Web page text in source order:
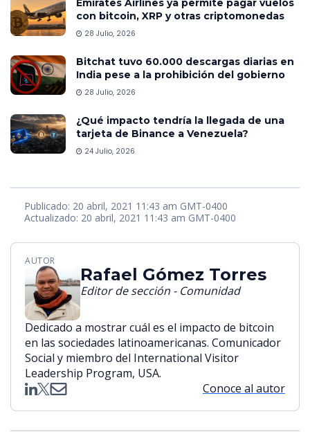
Emirates Airlines ya permite pagar vuelos
con bitcoin, XRP y otras criptomonedas
28 Julio, 2026
Bitchat tuvo 60.000 descargas diarias en
India pese a la prohibición del gobierno
28 Julio, 2026
¿Qué impacto tendría la llegada de una
tarjeta de Binance a Venezuela?
24 Julio, 2026
Publicado: 20 abril, 2021 11:43 am GMT-0400
Actualizado: 20 abril, 2021 11:43 am GMT-0400
AUTOR
Rafael Gómez Torres
Editor de sección - Comunidad
Dedicado a mostrar cuál es el impacto de bitcoin
en las sociedades latinoamericanas. Comunicador
Social y miembro del International Visitor
Leadership Program, USA.
Conoce al autor